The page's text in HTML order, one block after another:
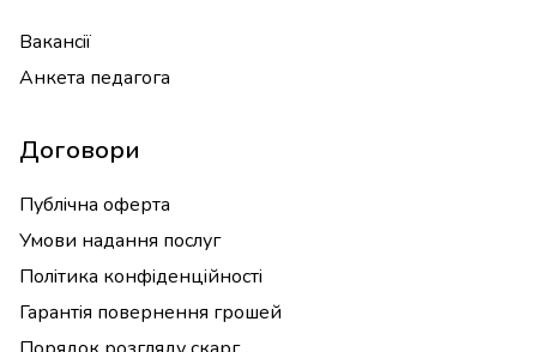
Вакансії
Анкета педагога
Договори
Публічна оферта
Умови надання послуг
Політика конфіденційності
Гарантія повернення грошей